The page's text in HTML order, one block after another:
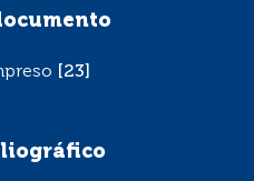
[23]